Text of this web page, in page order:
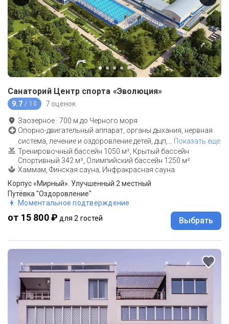
Санаторий Центр спорта «Эволюция»
9.7 / 10 7 оценок
Заозерное ·700 м до Черного моря
Опорно-двигательный аппарат, органы дыхания, нервная
система, лечение и оздоровление детей, дцп,
Показать еще
Тренировочный бассейн 1050 м², Крытый бассейн
Спортивный 342 м², Олимпийский бассейн 1250 м²
Хаммам, Финская сауна, Инфракрасная сауна
Корпус «Мирный». Улучшенный 2 местный
Путёвка "Оздоровление"
Моментальное подтверждение
от 15 800 ₽ для 2 гостей Выбрать